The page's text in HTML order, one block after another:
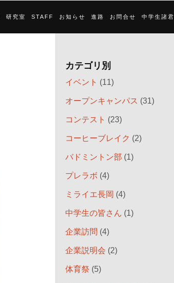
研究室 STAFF お知らせ 進路 お問合せ 中学生諸君
カテゴリ別
イベント (11)
オープンキャンパス (31)
コンテスト (23)
コーヒーブレイク (2)
バドミントン部 (1)
プレラボ (4)
ミライエ長岡 (4)
中学生の皆さん (1)
企業訪問 (4)
企業説明会 (2)
体育祭 (5)